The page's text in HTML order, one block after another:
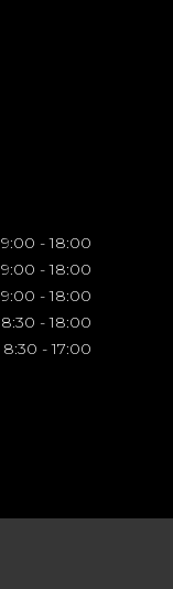
9:00 - 18:00
9:00 - 18:00
9:00 - 18:00
8:30 - 18:00
8:30 - 17:00